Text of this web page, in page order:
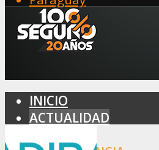
INICIO
ACTUALIDAD